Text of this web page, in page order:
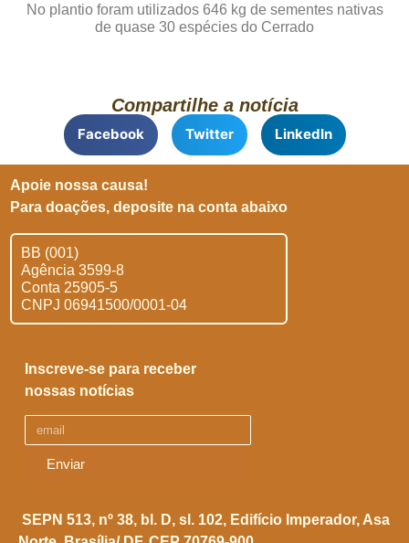
No plantio foram utilizados 646 kg de sementes nativas
de quase 30 espécies do Cerrado
Compartilhe a notícia
Facebook Twitter LinkedIn
Apoie nossa causa!
Para doações, deposite na conta abaixo
BB (001)
Agência 3599-8
Conta 25905-5
CNPJ 06941500/0001-04
Enviar
Inscreve-se para receber
nossas notícias
SEPN 513, nº 38, bl. D, sl. 102, Edifício Imperador, Asa